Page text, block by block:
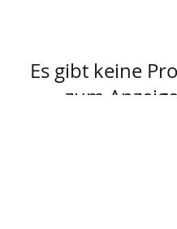
Es gibt keine
zum